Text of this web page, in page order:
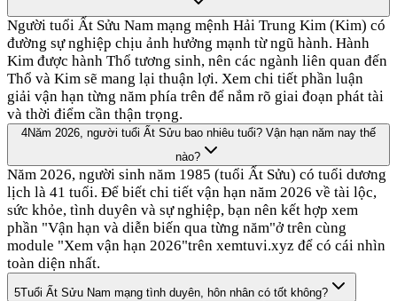
Người tuổi Ất Sửu Nam mạng mệnh Hải Trung Kim (Kim) có
đường sự nghiệp chịu ảnh hưởng mạnh từ ngũ hành. Hành
Kim được hành Thổ tương sinh, nên các ngành liên quan đến
Thổ và Kim sẽ mang lại thuận lợi. Xem chi tiết phần luận
giải vận hạn từng năm phía trên để nắm rõ giai đoạn phát tài
và thời điểm cần thận trọng.
4Năm 2026, người tuổi Ất Sửu bao nhiêu tuổi? Vận hạn năm nay thế
nào?
Năm 2026, người sinh năm 1985 (tuổi Ất Sửu) có tuổi dương
lịch là 41 tuổi. Để biết chi tiết vận hạn năm 2026 về tài lộc,
sức khỏe, tình duyên và sự nghiệp, bạn nên kết hợp xem
phần "Vận hạn và diễn biến qua từng năm"ở trên cùng
module "Xem vận hạn 2026"trên xemtuvi.xyz để có cái nhìn
toàn diện nhất.
5Tuổi Ất Sửu Nam mạng tình duyên, hôn nhân có tốt không?